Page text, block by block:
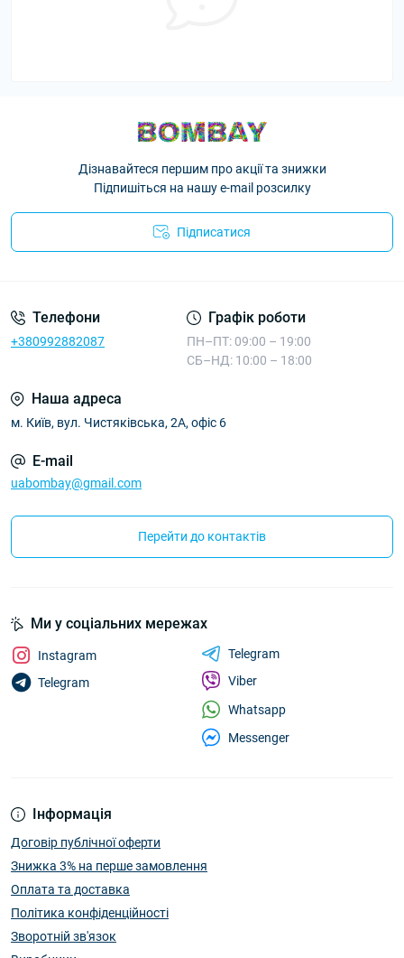
Дізнавайтеся першим про акції та знижки
Підпишіться на нашу e-mail розсилку
Підписатися
Телефони
+380992882087
Графік роботи
ПН–ПТ: 09:00 – 19:00
СБ–НД: 10:00 – 18:00
Наша адреса
м. Київ, вул. Чистяківська, 2А, офіс 6
E-mail
uabombay@gmail.com
Перейти до контактів
Інформація
Договір публічної оферти
Знижка 3% на перше замовлення
Оплата та доставка
Політика конфіденційності
Зворотній зв'язок
Ми у соціальних мережах
Instagram
Telegram
Telegram
Viber
Whatsapp
Messenger